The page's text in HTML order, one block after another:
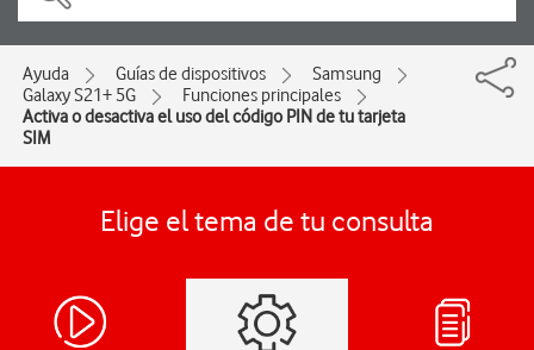
Ayuda Guías de dispositivos
Samsung
Galaxy S21+ 5G
Funciones principales
Activa o desactiva el uso del código PIN de tu tarjeta
SIM
Elige el tema de tu consulta